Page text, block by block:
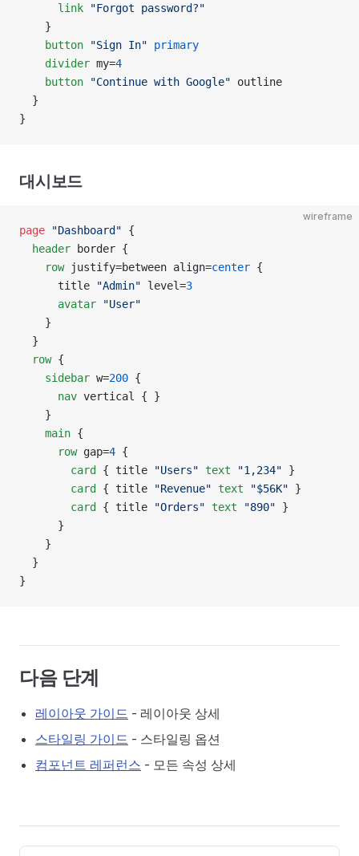
      link
"Forgot password?"
    }
    button
"Sign In" primary
    divider
my=4
    button
"Continue with Google" outline
  }
}
대시보드
wireframe
page "Dashboard" {
  header
border {
    row
justify=between align=center {
      title
"Admin" level=3
      avatar
"User"
    }
  }
  row
{
    sidebar
w=200 {
      nav
vertical { }
    }
    main
{
      row
gap=4 {
        card
{ title "Users" text "1,234" }
        card
{ title "Revenue" text "$56K" }
        card
{ title "Orders" text "890" }
      }
    }
  }
}
다음 단계
레이아웃 가이드 - 레이아웃 상세
스타일링 가이드 - 스타일링 옵션
컴포넌트 레퍼런스 - 모든 속성 상세